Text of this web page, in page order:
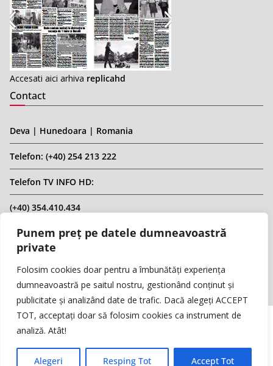
Punem preț pe datele dumneavoastră
private
Folosim cookies doar pentru a îmbunătăți experiența
dumneavoastră pe saitul nostru, gestionând conținut și
publicitate și analizând date de trafic. Dacă alegeți ACCEPT
TOT, acceptați doar să folosim cookies ca instrument de
analiză. Atât!
Alegeri Resping Tot Accept Tot
Accesati aici arhiva replicahd
Contact
Deva | Hunedoara | Romania
Telefon: (+40) 254 213 222
Telefon TV INFO HD:
(+40) 354.410.434
Email: infohd20@gmail.com
Website: www.replicahd.ro